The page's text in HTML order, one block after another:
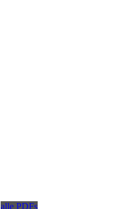
alle PDFs